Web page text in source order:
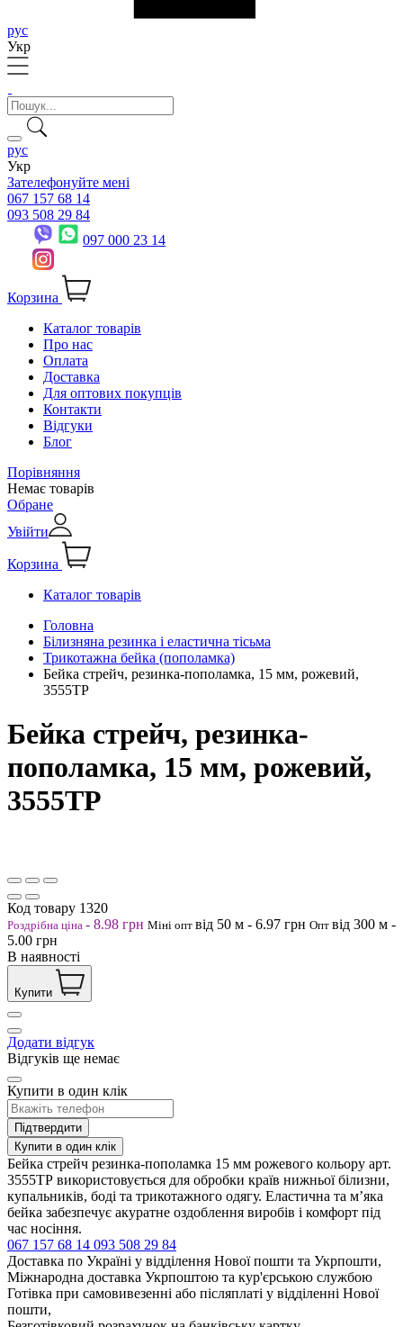
рус
Укр
рус
Укр
Зателефонуйте мені
067 157 68 14
093 508 29 84
097 000 23 14
Корзина
Каталог товарів
Про нас
Оплата
Доставка
Для оптових покупців
Контакти
Відгуки
Блог
Порівняння
Немає товарів
Обране
Увійти
Корзина
Каталог товарів
Головна
Білизняна резинка і еластична тісьма
Трикотажна бейка (пополамка)
Бейка стрейч, резинка-пополамка, 15 мм, рожевий,
3555ТР
Бейка стрейч, резинка-
пополамка, 15 мм, рожевий,
3555ТР
Код товару 1320
Роздрібна ціна - 8.98 грн Міні опт від 50 м - 6.97 грн Опт від 300 м -
5.00 грн
В наявності
Купити
Додати відгук
Відгуків ще немає
Купити в один клік
Підтвердити
Купити в один клік
Бейка стрейч резинка-пополамка 15 мм рожевого кольору арт.
3555ТР використовується для обробки країв нижньої білизни,
купальників, боді та трикотажного одягу. Еластична та м’яка
бейка забезпечує акуратне оздоблення виробів і комфорт під
час носіння.
067 157 68 14 093 508 29 84
Доставка по Україні у відділення Нової пошти та Укрпошти,
Міжнародна доставка Укрпоштою та кур'єрською службою
Готівка при самовивезенні або післяплаті у відділенні Нової
пошти,